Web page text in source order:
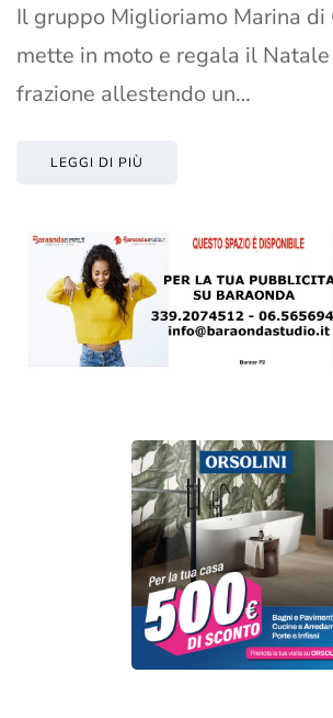
Il gruppo Miglioriamo Marina di
mette in moto e regala il
frazione allestendo un…
LEGGI DI PIÙ